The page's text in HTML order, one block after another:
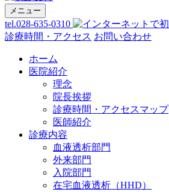
メニュー
tel.028-635-0310
診療時間・アクセス お問い合わせ
ホーム
医院紹介
理念
院長挨拶
診療時間・アクセスマップ
医師紹介
診療内容
血液透析部門
外来部門
入院部門
在宅血液透析（HHD）